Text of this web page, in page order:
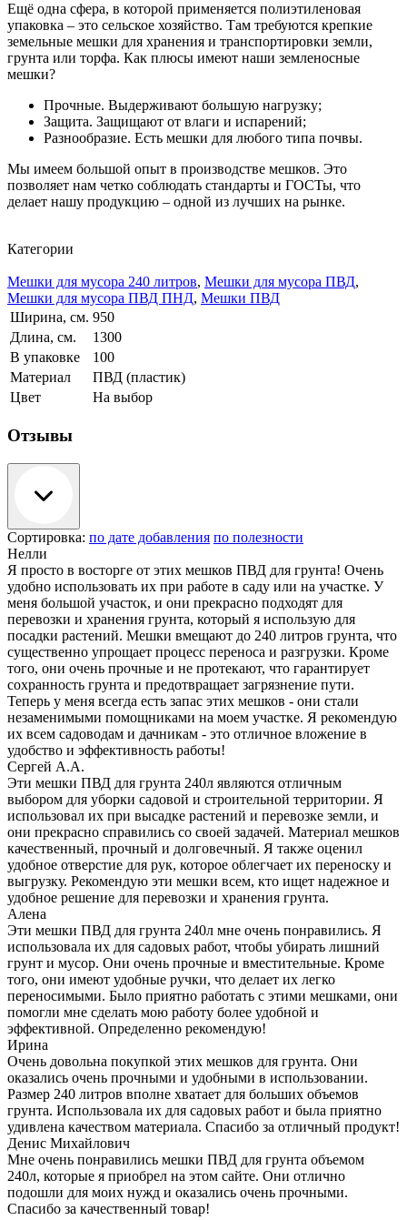
Ещё одна сфера, в которой применяется полиэтиленовая
упаковка – это сельское хозяйство. Там требуются крепкие
земельные мешки для хранения и транспортировки земли,
грунта или торфа. Как плюсы имеют наши земленосные
мешки?
Прочные. Выдерживают большую нагрузку;
Защита. Защищают от влаги и испарений;
Разнообразие. Есть мешки для любого типа почвы.
Мы имеем большой опыт в производстве мешков. Это
позволяет нам четко соблюдать стандарты и ГОСТы, что
делает нашу продукцию – одной из лучших на рынке.
Категории
Мешки для мусора 240 литров, Мешки для мусора ПВД,
Мешки для мусора ПВД ПНД, Мешки ПВД
Ширина, см. 950
Длина, см.
1300
В упаковке
100
Материал
ПВД (пластик)
Цвет
На выбор
Отзывы
Сортировка: по дате добавления по полезности
Нелли
Я просто в восторге от этих мешков ПВД для грунта! Очень
удобно использовать их при работе в саду или на участке. У
меня большой участок, и они прекрасно подходят для
перевозки и хранения грунта, который я использую для
посадки растений. Мешки вмещают до 240 литров грунта, что
существенно упрощает процесс переноса и разгрузки. Кроме
того, они очень прочные и не протекают, что гарантирует
сохранность грунта и предотвращает загрязнение пути.
Теперь у меня всегда есть запас этих мешков - они стали
незаменимыми помощниками на моем участке. Я рекомендую
их всем садоводам и дачникам - это отличное вложение в
удобство и эффективность работы!
Сергей А.А.
Эти мешки ПВД для грунта 240л являются отличным
выбором для уборки садовой и строительной территории. Я
использовал их при высадке растений и перевозке земли, и
они прекрасно справились со своей задачей. Материал мешков
качественный, прочный и долговечный. Я также оценил
удобное отверстие для рук, которое облегчает их переноску и
выгрузку. Рекомендую эти мешки всем, кто ищет надежное и
удобное решение для перевозки и хранения грунта.
Алена
Эти мешки ПВД для грунта 240л мне очень понравились. Я
использовала их для садовых работ, чтобы убирать лишний
грунт и мусор. Они очень прочные и вместительные. Кроме
того, они имеют удобные ручки, что делает их легко
переносимыми. Было приятно работать с этими мешками, они
помогли мне сделать мою работу более удобной и
эффективной. Определенно рекомендую!
Ирина
Очень довольна покупкой этих мешков для грунта. Они
оказались очень прочными и удобными в использовании.
Размер 240 литров вполне хватает для больших объемов
грунта. Использовала их для садовых работ и была приятно
удивлена качеством материала. Спасибо за отличный продукт!
Денис Михайлович
Мне очень понравились мешки ПВД для грунта объемом
240л, которые я приобрел на этом сайте. Они отлично
подошли для моих нужд и оказались очень прочными.
Спасибо за качественный товар!